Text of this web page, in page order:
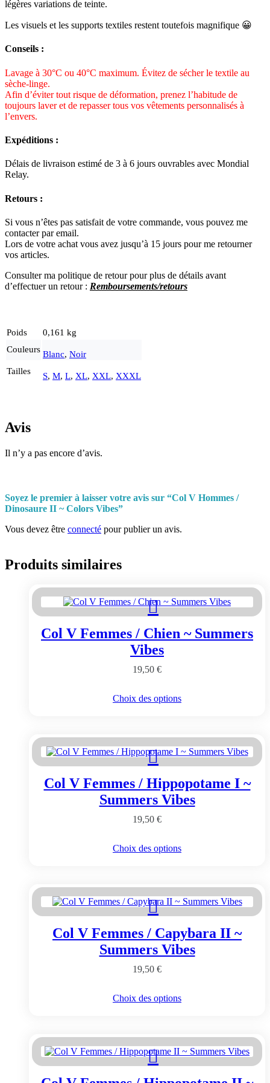
légères variations de teinte.
Les visuels et les supports textiles restent toutefois magnifique 😀
Conseils :
Lavage à 30°C ou 40°C maximum. Évitez de sécher le textile au
sèche-linge.
Afin d’éviter tout risque de déformation, prenez l’habitude de
toujours laver et de repasser tous vos vêtements personnalisés à
l’envers.
Expéditions :
Délais de livraison estimé de 3 à 6 jours ouvrables avec Mondial
Relay.
Retours :
Si vous n’êtes pas satisfait de votre commande, vous pouvez me
contacter par email.
Lors de votre achat vous avez jusqu’à 15 jours pour me retourner
vos articles.
Consulter ma politique de retour pour plus de détails avant
d’effectuer un retour : Remboursements/retours
Poids
0,161 kg
Couleurs Blanc, Noir
Tailles
S, M, L, XL, XXL, XXXL
Avis
Il n’y a pas encore d’avis.
Soyez le premier à laisser votre avis sur “Col V Hommes /
Dinosaure II ~ Colors Vibes”
Vous devez être connecté pour publier un avis.
Produits similaires
Col V Femmes / Chien ~ Summers
Vibes
19,50 €
Choix des options
Ce
Les
options
être
choisies
sur
la
produit
Col V Femmes / Hippopotame I ~
Summers Vibes
19,50 €
Choix des options
Ce
Les
options
être
choisies
sur
la
produit
Col V Femmes / Capybara II ~
Summers Vibes
19,50 €
Choix des options
Ce
Les
options